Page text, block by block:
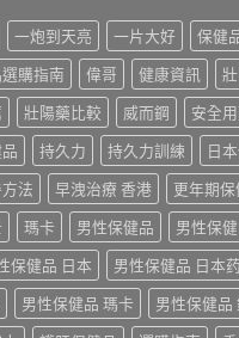
一炮到天亮 一片大好
保健
購指南 偉哥 健康資訊
壯陽藥比較 威而鋼 安全
持久力 持久力訓練
日
法 早洩治療 香港 更年期保
瑪卡 男性保健品
男性保
保健品 日本
男性保健品 日本
男性保健品 瑪卡 男性保健品